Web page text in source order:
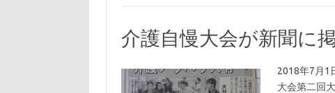
o
o
k
r
a
介護自慢大会が新聞に
2018年7月1
大会第二回